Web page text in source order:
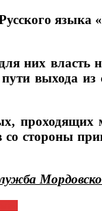
власть
выхода
стороны